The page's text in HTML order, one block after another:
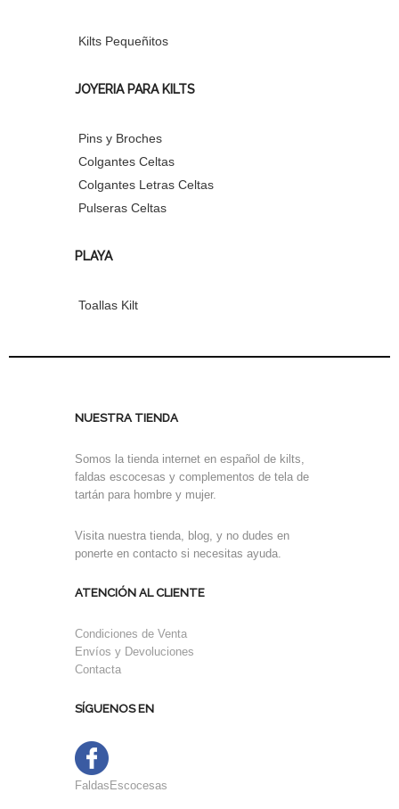
Kilts Pequeñitos
JOYERIA PARA KILTS
Pins y Broches
Colgantes Celtas
Colgantes Letras Celtas
Pulseras Celtas
PLAYA
Toallas Kilt
NUESTRA TIENDA
Somos la tienda internet en español de kilts,
faldas escocesas y complementos de tela de
tartán para hombre y mujer.
Visita nuestra tienda, blog, y no dudes en
ponerte en contacto si necesitas ayuda.
ATENCIÓN AL CLIENTE
Condiciones de Venta
Envíos y Devoluciones
Contacta
SÍGUENOS EN
FaldasEscocesas